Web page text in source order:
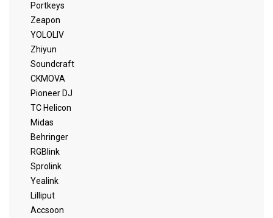
Portkeys
Zeapon
YOLOLIV
Zhiyun
Soundcraft
CKMOVA
Pioneer DJ
TC Helicon
Midas
Behringer
RGBlink
Sprolink
Yealink
Lilliput
Accsoon